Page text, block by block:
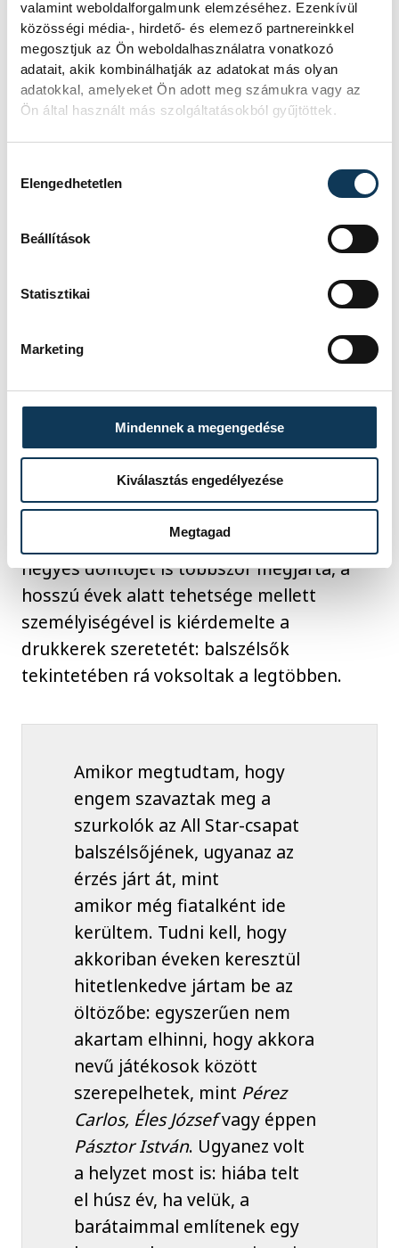
valamint weboldalforgalmunk elemzéséhez. Ezenkívül
közösségi média-, hirdető- és elemező partnereinkkel
megosztjuk az Ön weboldalhasználatra vonatkozó
adatait, akik kombinálhatják az adatokat más olyan
adatokkal, amelyeket Ön adott meg számukra vagy az
Ön által használt más szolgáltatásokból gyűjtöttek.
Elengedhetetlen
Beállítások
Statisztikai
Marketing
Mindennek a megengedése
Kiválasztás engedélyezése
Megtagad
edzősködéssel foglalkozom, és még jó
sokáig szeretnék, ezt soha nem felejtem
el!"
Mint ismert, a Telekom hivatalos közösségi
oldalán a szurkolóira bízta döntést, hogy
alakítsák ki minden idők legjobb
veszprémi, tehát All Star-csapatát. A
tizenhatszoros magyar bajnok,
tizennégyszeres kupagyőztes, aki a BL
négyes döntőjét is többször megjárta, a
hosszú évek alatt tehetsége mellett
személyiségével is kiérdemelte a
drukkerek szeretetét: balszélsők
tekintetében rá voksoltak a legtöbben.
Amikor megtudtam, hogy
engem szavaztak meg a
szurkolók az All Star-csapat
balszélsőjének, ugyanaz az
érzés járt át, mint
amikor még fiatalként ide
kerültem. Tudni kell, hogy
akkoriban éveken keresztül
hitetlenkedve jártam be az
öltözőbe: egyszerűen nem
akartam elhinni, hogy akkora
nevű játékosok között
szerepelhetek, mint Pérez
Carlos, Éles Józsefvagy éppen
Pásztor István. Ugyanez volt
a helyzet most is: hiába telt
el húsz év, ha velük, a
barátaimmal említenek egy